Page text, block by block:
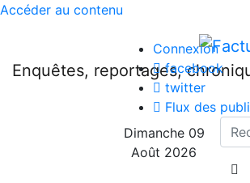
Accéder au contenu
Enquêtes, reportages,
Connexion
facebook
twitter
Flux des
Dimanche 09
Août 2026